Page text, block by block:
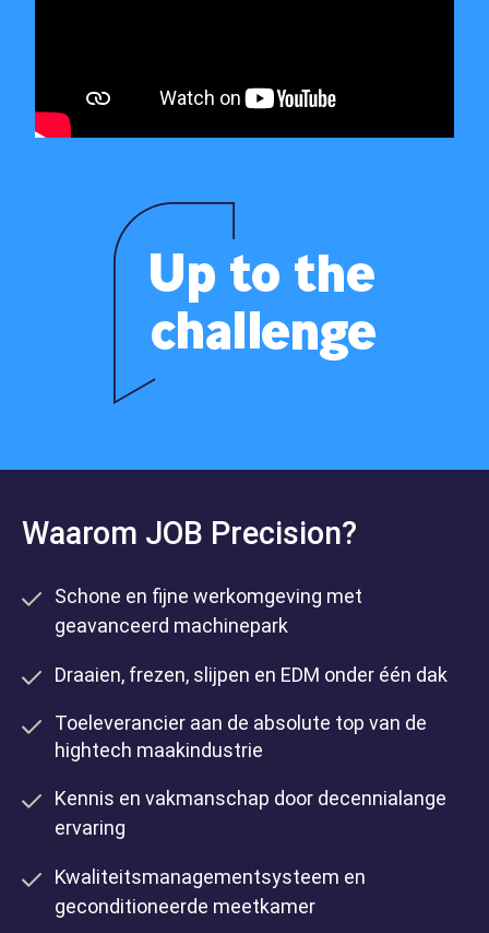
Home
Over de groep
Waarom JOB Precision?
Schone en fijne werkomgeving met
geavanceerd machinepark
Draaien, frezen, slijpen en EDM onder één dak
Toeleverancier aan de absolute top van de
hightech maakindustrie
Kennis en vakmanschap door decennialange
ervaring
Kwaliteitsmanagementsysteem en
geconditioneerde meetkamer